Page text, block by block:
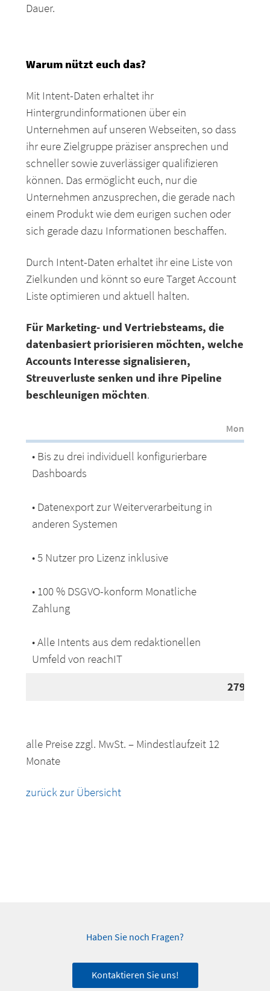
Dauer.
Warum nützt euch das?
Mit Intent-Daten erhaltet ihr
Hintergrundinformationen über ein
Unternehmen auf unseren Webseiten, so dass
ihr eure Zielgruppe präziser ansprechen und
schneller sowie zuverlässiger qualifizieren
können. Das ermöglicht euch, nur die
Unternehmen anzusprechen, die gerade nach
einem Produkt wie dem eurigen suchen oder
sich gerade dazu Informationen beschaffen.
Durch Intent-Daten erhaltet ihr eine Liste von
Zielkunden und könnt so eure Target Account
Liste optimieren und aktuell halten.
Für Marketing- und Vertriebsteams, die
datenbasiert priorisieren möchten, welche
Accounts Interesse signalisieren,
Streuverluste senken und ihre Pipeline
beschleunigen möchten.
• Bis zu drei individuell konfigurierbare
Dashboards
• Datenexport zur Weiterverarbeitung in
anderen Systemen
• 5 Nutzer pro Lizenz inklusive
• 100 % DSGVO-konform Monatliche
Zahlung
• Alle Intents aus dem redaktionellen
Umfeld von reachIT
279 €
alle Preise zzgl. MwSt. – Mindestlaufzeit 12
Monate
zurück zur Übersicht
Haben Sie noch Fragen?
Kontaktieren Sie uns!